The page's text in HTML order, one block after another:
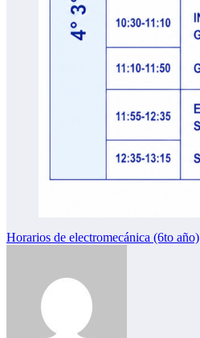
Navegación
entradas
Horarios de electromecánica (6to año)